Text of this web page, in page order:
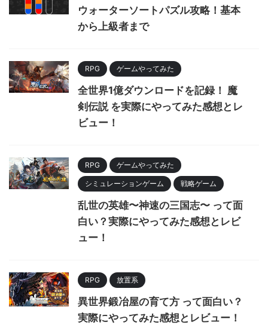
ウォーターソートパズル攻略！基本
から上級者まで
RPG ゲームやってみた
全世界1億ダウンロードを記録！ 魔
剣伝説 を実際にやってみた感想とレ
ビュー！
RPG ゲームやってみた
シミュレーションゲーム 戦略ゲーム
乱世の英雄〜神速の三国志〜 って面
白い？実際にやってみた感想とレビ
ュー！
RPG 放置系
異世界鍛冶屋の育て方 って面白い？
実際にやってみた感想とレビュー！